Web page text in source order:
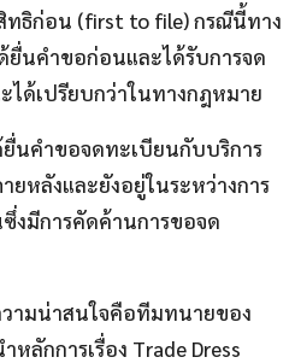
ธิก่อน (first to file) กรณีนี้ทาง
ด้ยื่นคำขอก่อนและได้รับการจด
ด้เปรียบกว่าในทางกฎหมาย
คำขอจดทะเบียนกับบริการ
ยหลังและยังอยู่ในระหว่างการ
งมีการคัดค้านการขอจด
ามน่าสนใจคือทีมทนายของ
หลักการเรื่อง Trade Dress